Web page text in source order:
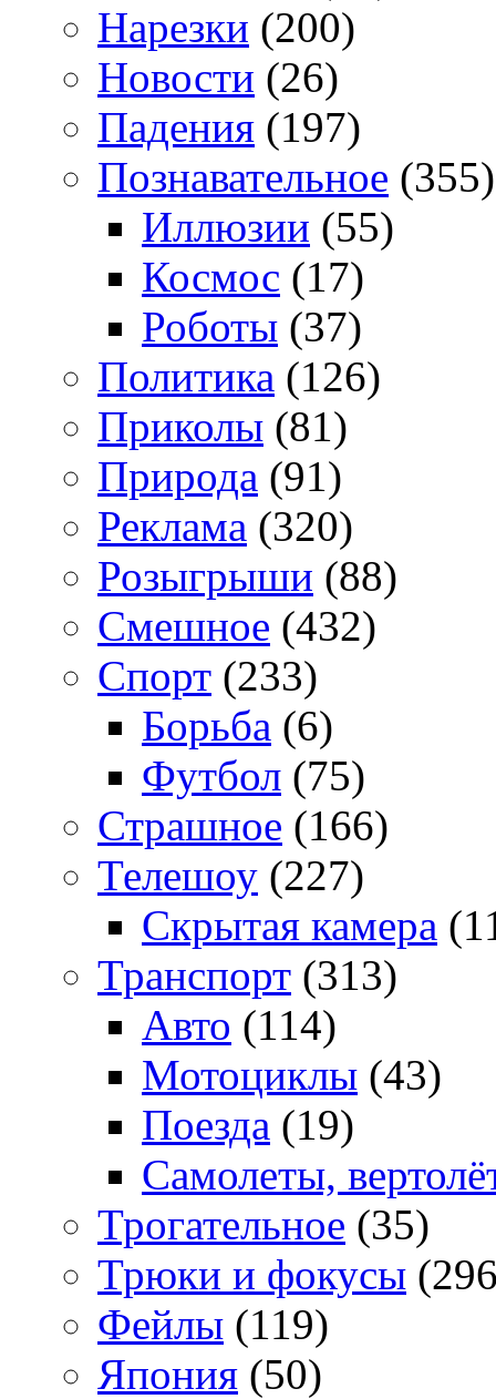
Нарезки (200)
Новости (26)
Падения (197)
Познавательное (355)
Иллюзии (55)
Космос (17)
Роботы (37)
Политика (126)
Приколы (81)
Природа (91)
Реклама (320)
Розыгрыши (88)
Смешное (432)
Спорт (233)
Борьба (6)
Футбол (75)
Страшное (166)
Телешоу (227)
Скрытая камера
Транспорт (313)
Авто (114)
Мотоциклы (43)
Поезда (19)
Самолеты,
Трогательное (35)
Трюки и фокусы
Фейлы (119)
Япония (50)